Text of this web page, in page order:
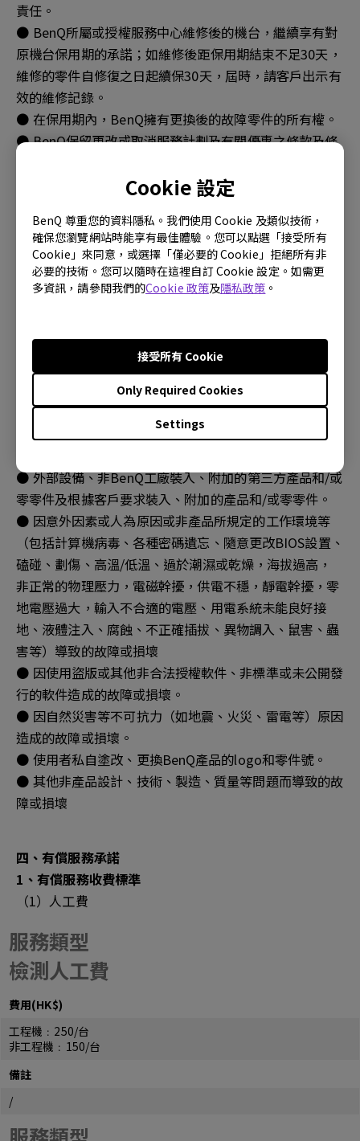
Cookie 設定
BenQ 尊重您的資料隱私。我們使用 Cookie 及類似技術，
確保您瀏覽網站時能享有最佳體驗。您可以點選「接受所有
Cookie」來同意，或選擇「僅必要的 Cookie」拒絕所有非
必要的技術。您可以隨時在這裡自訂 Cookie 設定。如需更
多資訊，請參閱我們的Cookie 政策及隱私政策 。
Settings
Only Required Cookies
接受所有 Cookie
責任。
● BenQ所屬或授權服務中心維修後的機台，繼續享有對
原機台保用期的承諾；如維修後距保用期結束不足30天，
維修的零件自修復之日起續保30天，屆時，請客戶出示有
效的維修記錄。
● 在保用期內，BenQ擁有更換後的故障零件的所有權。
● BenQ保留更改或取消服務計劃及有關優惠之條款及條
三、非保用範圍
● 本產品整機或零件已超過保用期。
● 未按說明書要求/錯誤/不當使用、保管、保養或操作產
品造成的故障或損壞（如帶電插拔數據線、帶電插拔非
化。
● 產品經過非BenQ授權之服務機構、人員安裝、修理、
更改或拆裝造成的故障或損壞（機台保固標籤/防拆標籤
有拆過痕跡、損壞或遺失）
● 產品序列號不符或破損不清楚時。
● 外部設備、非BenQ工廠裝入、附加的第三方產品和/或
零零件及根據客戶要求裝入、附加的產品和/或零零件。
● 因意外因素或人為原因或非產品所規定的工作環境等
（包括計算機病毒、各種密碼遺忘、隨意更改BIOS設置、
磕碰、劃傷、高溫/低溫、過於潮濕或乾燥，海拔過高，
非正常的物理壓力，電磁幹擾，供電不穩，靜電幹擾，零
地電壓過大，輸入不合適的電壓、用電系統未能良好接
地、液體注入、腐蝕、不正確插拔、異物調入、鼠害、蟲
害等）導致的故障或損壞
● 因使用盜版或其他非合法授權軟件、非標準或未公開發
行的軟件造成的故障或損壞。
● 因自然災害等不可抗力（如地震、火災、雷電等）原因
造成的故障或損壞。
● 使用者私自塗改、更換BenQ產品的logo和零件號。
● 其他非產品設計、技術、製造、質量等問題而導致的故
障或損壞
四、有償服務承諾
1、有償服務收費標準
（1）人工費
服務類型
檢測人工費
費用(HK$)
工程機﹕250/台
非工程機﹕150/台
備註
/